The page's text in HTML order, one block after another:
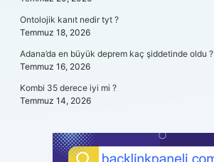
Ontolojik kanıt nedir tyt ?
Temmuz 18, 2026
Adana’da en büyük deprem kaç şiddetinde oldu ?
Temmuz 16, 2026
Kombi 35 derece iyi mi ?
Temmuz 14, 2026